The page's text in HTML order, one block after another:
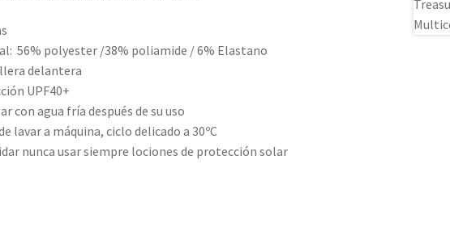
56% polyester /38% poliamide / 6% Elastano
delantera
UPF40+
con agua fría después de su uso
lavar a máquina, ciclo delicado a 30ºC
nunca usar siempre lociones de protección solar